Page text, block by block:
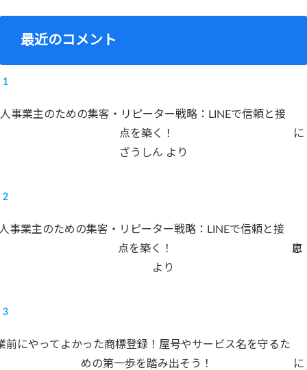
最近のコメント
事業主のための集客・リピーター戦略：LINEで信頼と接
点を築く！
に
ざうしん より
事業主のための集客・リピーター戦略：LINEで信頼と接
点を築く！
に
恵
より
前にやってよかった商標登録！屋号やサービス名を守るた
めの第一歩を踏み出そう！
に